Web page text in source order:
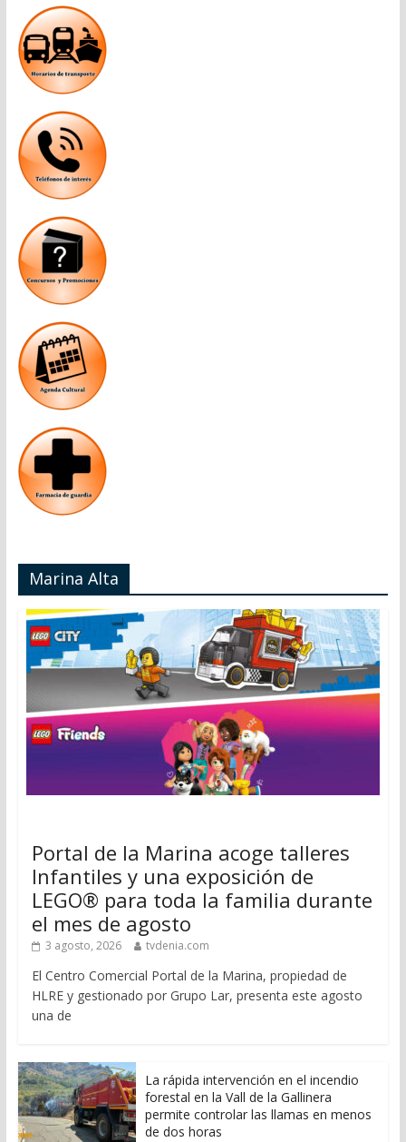
Marina Alta
Portal de la Marina acoge talleres
Infantiles y una exposición de
LEGO® para toda la familia durante
el mes de agosto
3 agosto, 2026 tvdenia.com
El Centro Comercial Portal de la Marina, propiedad de
HLRE y gestionado por Grupo Lar, presenta este agosto
una de
La rápida intervención en el incendio
forestal en la Vall de la Gallinera
permite controlar las llamas en menos
de dos horas